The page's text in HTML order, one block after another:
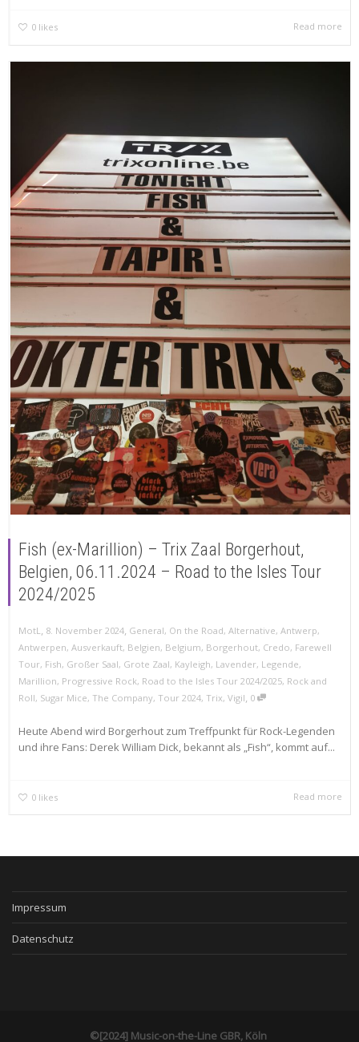
0 likes Read more
Fish (ex-Marillion) – Trix Zaal Borgerhout,
Belgien, 06.11.2024 – Road to the Isles Tour
2024/2025
MotL, 8. November 2024, General, On the Road, Alternative, Antwerp,
Antwerpen, Ausverkauft, Belgien, Belgium, Borgerhout, Credo, Farewell
Tour, Fish, Großer Saal, Grote Zaal, Kayleigh, Lavender, Legende,
Marillion, Progressive Rock, Road to the Isles Tour 2024/2025, Rock and
Roll, Sugar Mice, The Company, Tour 2024, Trix, Vigil, 0
Heute Abend wird Borgerhout zum Treffpunkt für Rock-Legenden
und ihre Fans: Derek William Dick, bekannt als „Fish“, kommt auf...
0 likes Read more
Impressum
Datenschutz
©[2024] Music-on-the-Line GBR, Köln